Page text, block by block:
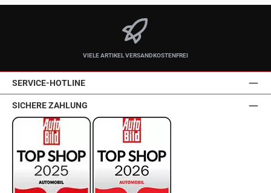
VIELE ARTIKEL VERSANDKOSTENFREI
SERVICE-HOTLINE
SICHERE ZAHLUNG